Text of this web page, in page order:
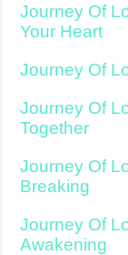
Journey Of
Your Heart
Journey Of
Journey Of
Together
Journey Of
Breaking
Journey Of
Awakening